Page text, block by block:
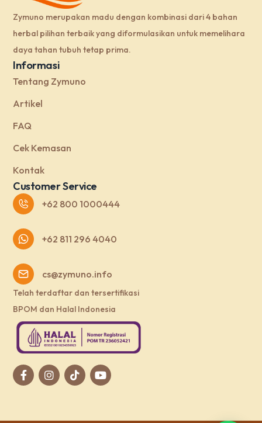
Zymuno merupakan madu dengan kombinasi dari 4 bahan
herbal pilihan terbaik yang diformulasikan untuk memelihara
daya tahan tubuh tetap prima.
Informasi
Tentang Zymuno
Artikel
FAQ
Cek Kemasan
Kontak
Customer Service
+62 800 1000444
+62 811 296 4040
cs@zymuno.info
Telah terdaftar dan tersertifikasi
BPOM dan Halal Indonesia